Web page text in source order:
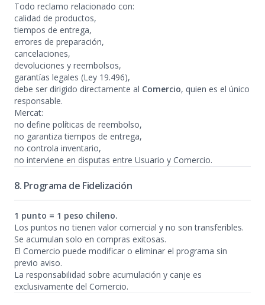
Todo reclamo relacionado con:
calidad de productos,
tiempos de entrega,
errores de preparación,
cancelaciones,
devoluciones y reembolsos,
garantías legales (Ley 19.496),
debe ser dirigido directamente al Comercio, quien es el único
responsable.
Mercat:
no define políticas de reembolso,
no garantiza tiempos de entrega,
no controla inventario,
no interviene en disputas entre Usuario y Comercio.
8. Programa de Fidelización
1 punto = 1 peso chileno.
Los puntos no tienen valor comercial y no son transferibles.
Se acumulan solo en compras exitosas.
El Comercio puede modificar o eliminar el programa sin
previo aviso.
La responsabilidad sobre acumulación y canje es
exclusivamente del Comercio.